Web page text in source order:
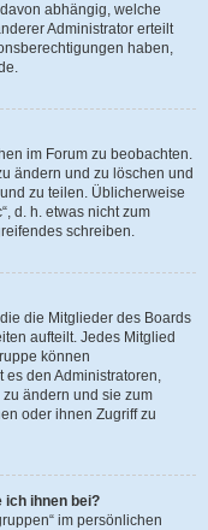
abhängig, welche
Administrator erteilt
haben,
im Forum zu beobachten.
ändern und zu löschen und
zu teilen. Üblicherweise
d. h. etwas nicht zum
schreiben.
die Mitglieder des Boards
aufteilt. Jedes Mitglied
können
es den Administratoren,
ändern und sie zum
oder ihnen Zugriff zu
ich ihnen bei?
im persönlichen